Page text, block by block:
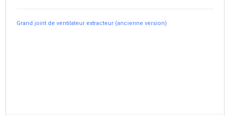
Grand joint de ventilateur extracteur (ancienne version)